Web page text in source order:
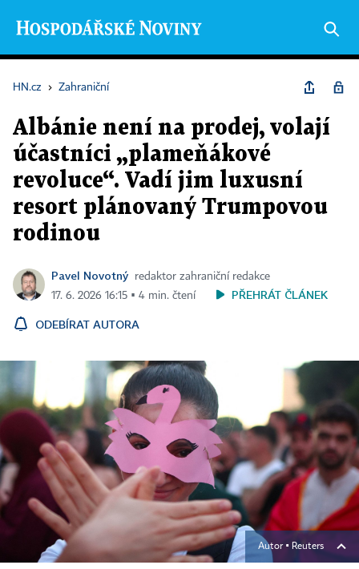
HN.cz › Zahraniční
Albánie není na prodej, volají
účastníci „plameňákové
revoluce“. Vadí jim luxusní
resort plánovaný Trumpovou
rodinou
Pavel Novotný
redaktor zahraniční redakce
17. 6. 2026 16:15 ▪ 4 min. čtení
PŘEHRÁT ČLÁNEK
ODEBÍRAT AUTORA
Autor ▪ Reuters